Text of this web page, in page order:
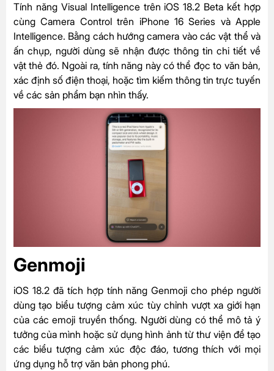
Tính năng Visual Intelligence trên iOS 18.2 Beta kết hợp
cùng Camera Control trên iPhone 16 Series và Apple
Intelligence. Bằng cách hướng camera vào các vật thể và
ấn chụp, người dùng sẽ nhận được thông tin chi tiết về
vật thẻ đó. Ngoài ra, tính năng này có thể đọc to văn bản,
xác định số điện thoại, hoặc tìm kiếm thông tin trực tuyến
về các sản phẩm bạn nhìn thấy.
Genmoji
iOS 18.2 đã tích hợp tính năng Genmoji cho phép người
dùng tạo biểu tượng cảm xúc tùy chỉnh vượt xa giới hạn
của các emoji truyền thống. Người dùng có thể mô tả ý
tưởng của mình hoặc sử dụng hình ảnh từ thư viện để tạo
các biểu tượng cảm xúc độc đáo, tương thích với mọi
ứng dụng hỗ trợ văn bản phong phú.